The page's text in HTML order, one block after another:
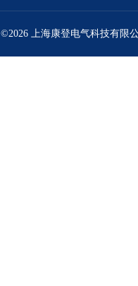
©2026 上海康登电气科技有限